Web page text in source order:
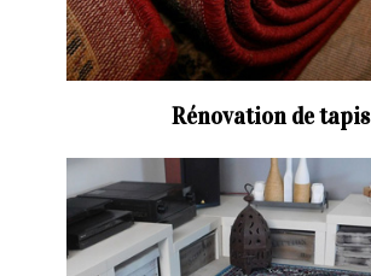
Rénovation de tapis